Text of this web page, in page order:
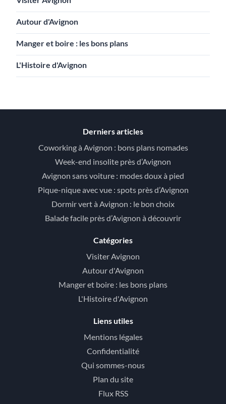
Autour d'Avignon
Manger et boire : les bons plans
L'Histoire d'Avignon
Derniers articles
Coworking à Avignon : bons plans nomades
Week-end insolite près d’Avignon
Avignon sans voiture : modes doux à pied
Pique-nique avec vue : spots près d’Avignon
Dormir vert à Avignon : le bon choix
Balade facile près d’Avignon à découvrir
Catégories
Visiter Avignon
Autour d'Avignon
Manger et boire : les bons plans
L'Histoire d'Avignon
Liens utiles
Mentions légales
Confidentialité
Qui sommes-nous
Plan du site
Flux RSS